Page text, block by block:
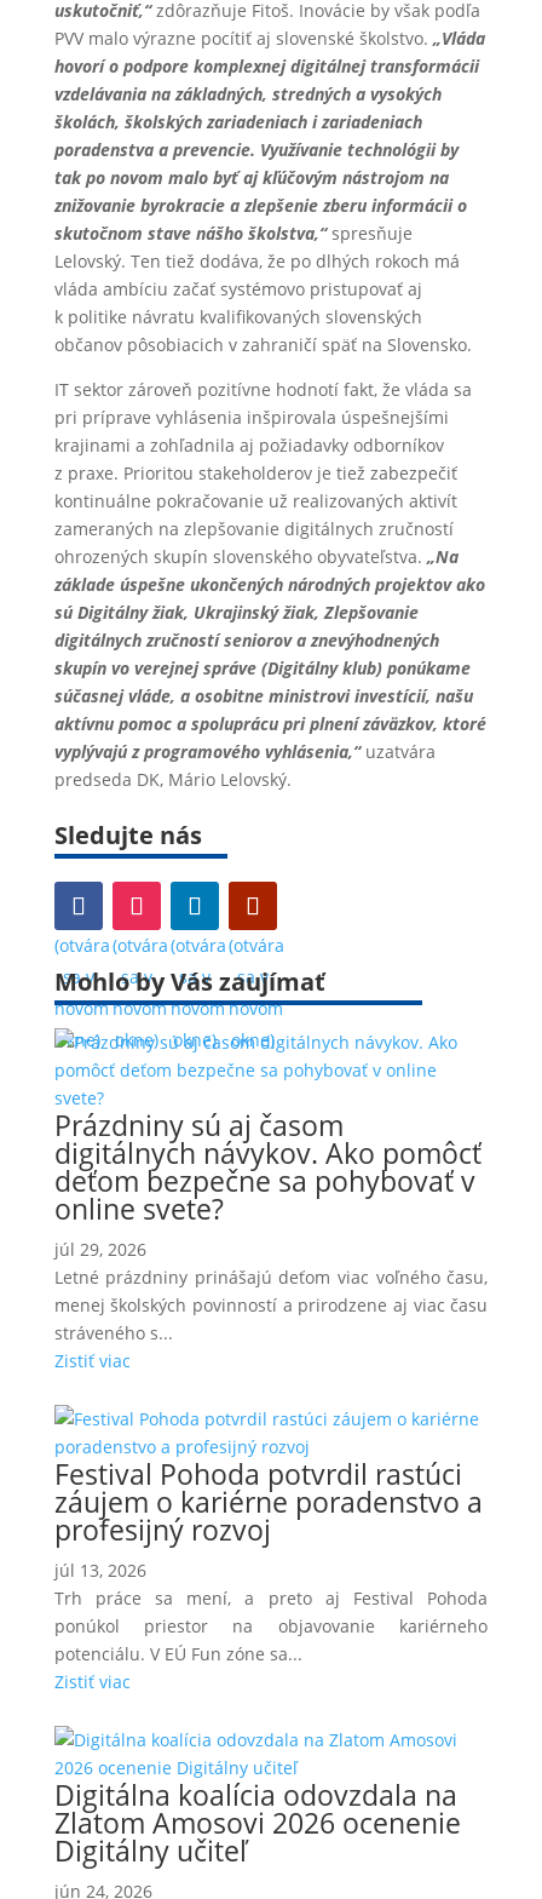
uskutočniť,“zdôrazňuje Fitoš. Inovácie by však podľa
PVV malo výrazne pocítiť aj slovenské školstvo. „Vláda
hovorí o podpore komplexnej digitálnej transformácii
vzdelávania na základných, stredných a vysokých
školách, školských zariadeniach i zariadeniach
poradenstva a prevencie. Využívanie technológii by
tak po novom malo byť aj kľúčovým nástrojom na
znižovanie byrokracie a zlepšenie zberu informácii o
skutočnom stave nášho školstva,“spresňuje
Lelovský. Ten tiež dodáva, že po dlhých rokoch má
vláda ambíciu začať systémovo pristupovať aj
k politike návratu kvalifikovaných slovenských
občanov pôsobiacich v zahraničí späť na Slovensko.
IT sektor zároveň pozitívne hodnotí fakt, že vláda sa
pri príprave vyhlásenia inšpirovala úspešnejšími
krajinami a zohľadnila aj požiadavky odborníkov
z praxe. Prioritou stakeholderov je tiež zabezpečiť
kontinuálne pokračovanie už realizovaných aktivít
zameraných na zlepšovanie digitálnych zručností
ohrozených skupín slovenského obyvateľstva. „Na
základe úspešne ukončených národných projektov ako
sú Digitálny žiak, Ukrajinský žiak, Zlepšovanie
digitálnych zručností seniorov a znevýhodnených
skupín vo verejnej správe (Digitálny klub) ponúkame
súčasnej vláde, a osobitne ministrovi investícií, našu
aktívnu pomoc a spoluprácu pri plnení záväzkov, ktoré
vyplývajú z programového vyhlásenia,“uzatvára
predseda DK, Mário Lelovský.
Sledujte nás
(otvára
sa v
novom
okne)
(otvára
sa v
novom
okne)
(otvára
sa v
novom
okne)
(otvára
sa v
novom
okne)
Mohlo by Vás zaujímať
Prázdniny sú aj časom
digitálnych návykov. Ako pomôcť
deťom bezpečne sa pohybovať v
online svete?
júl 29, 2026
Letné prázdniny prinášajú deťom viac voľného času,
menej školských povinností a prirodzene aj viac času
stráveného s...
Zistiť viac
Festival Pohoda potvrdil rastúci
záujem o kariérne poradenstvo a
profesijný rozvoj
júl 13, 2026
Trh práce sa mení, a preto aj Festival Pohoda
ponúkol priestor na objavovanie kariérneho
potenciálu. V EÚ Fun zóne sa...
Zistiť viac
Digitálna koalícia odovzdala na
Zlatom Amosovi 2026 ocenenie
Digitálny učiteľ
jún 24, 2026